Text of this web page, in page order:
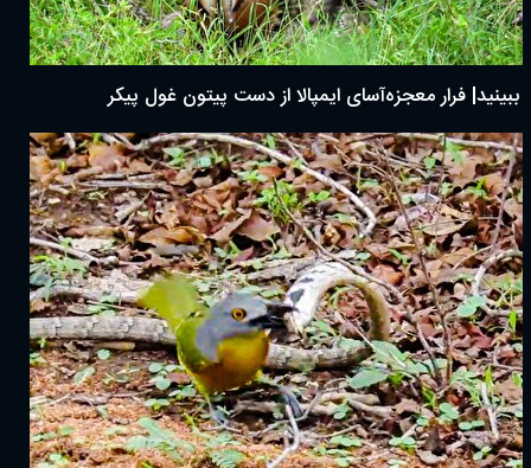
ببینید| فرار معجزه‌آسای ایمپالا از دست پیتون غول پیکر